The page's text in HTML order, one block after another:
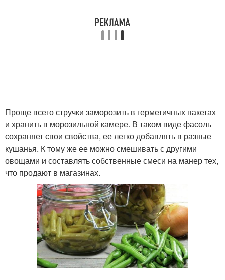
Проще всего стручки заморозить в герметичных пакетах
и хранить в морозильной камере. В таком виде фасоль
сохраняет свои свойства, ее легко добавлять в разные
кушанья. К тому же ее можно смешивать с другими
овощами и составлять собственные смеси на манер тех,
что продают в магазинах.